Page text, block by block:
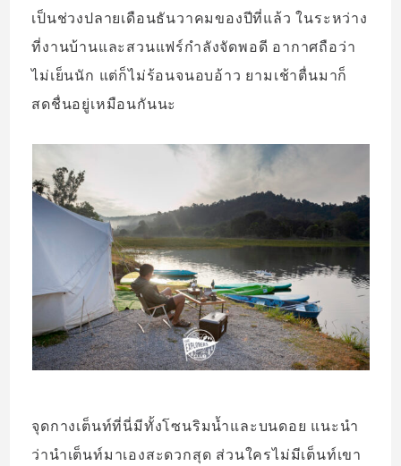
เป็นช่วงปลายเดือนธันวาคมของปีที่แล้ว ในระหว่าง
ที่งานบ้านและสวนแฟร์กำลังจัดพอดี อากาศถือว่า
ไม่เย็นนัก แต่ก็ไม่ร้อนจนอบอ้าว ยามเช้าตื่นมาก็
สดชื่นอยู่เหมือนกันนะ
จุดกางเต็นท์ที่นี่มีทั้งโซนริมน้ำและบนดอย แนะนำ
ว่านำเต็นท์มาเองสะดวกสุด ส่วนใครไม่มีเต็นท์เขา